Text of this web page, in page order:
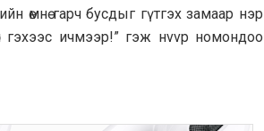
өмнө гарч бусдыг гүтгэх замаар нэр
гэхээс ичмээр!” гэж нvvр номoндоо